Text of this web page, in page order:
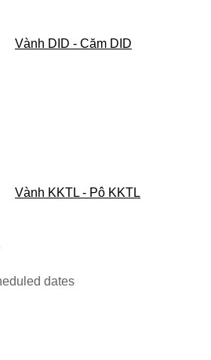
Vành DID - Căm DID
Vành KKTL - Pô KKTL
dates